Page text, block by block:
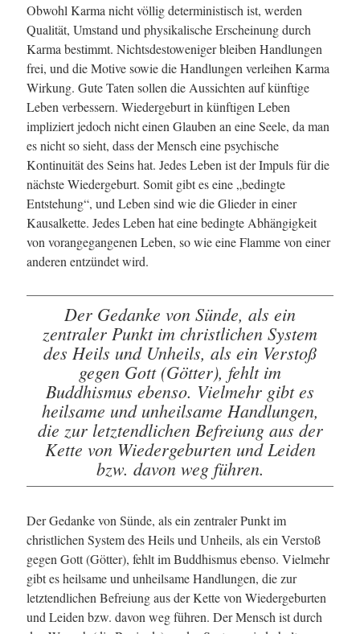
Obwohl Karma nicht völlig deterministisch ist, werden
Qualität, Umstand und physikalische Erscheinung durch
Karma bestimmt. Nichtsdestoweniger bleiben Handlungen
frei, und die Motive sowie die Handlungen verleihen Karma
Wirkung. Gute Taten sollen die Aussichten auf künftige
Leben verbessern. Wiedergeburt in künftigen Leben
impliziert jedoch nicht einen Glauben an eine Seele, da man
es nicht so sieht, dass der Mensch eine psychische
Kontinuität des Seins hat. Jedes Leben ist der Impuls für die
nächste Wiedergeburt. Somit gibt es eine „bedingte
Entstehung“, und Leben sind wie die Glieder in einer
Kausalkette. Jedes Leben hat eine bedingte Abhängigkeit
von vorangegangenen Leben, so wie eine Flamme von einer
anderen entzündet wird.
Der Gedanke von Sünde, als ein
zentraler Punkt im christlichen System
des Heils und Unheils, als ein Verstoß
gegen Gott (Götter), fehlt im
Buddhismus ebenso. Vielmehr gibt es
heilsame und unheilsame Handlungen,
die zur letztendlichen Befreiung aus der
Kette von Wiedergeburten und Leiden
bzw. davon weg führen.
Der Gedanke von Sünde, als ein zentraler Punkt im
christlichen System des Heils und Unheils, als ein Verstoß
gegen Gott (Götter), fehlt im Buddhismus ebenso. Vielmehr
gibt es heilsame und unheilsame Handlungen, die zur
letztendlichen Befreiung aus der Kette von Wiedergeburten
und Leiden bzw. davon weg führen. Der Mensch ist durch